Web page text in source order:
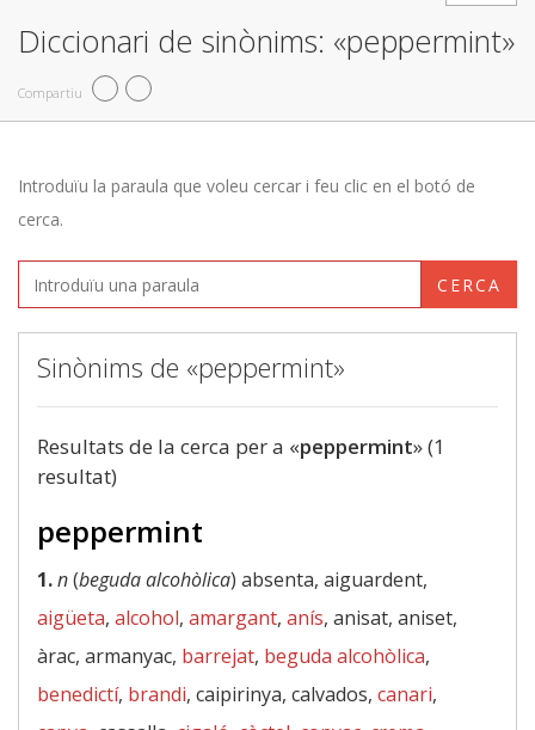
Diccionari de sinònims: «peppermint»
Compartiu
Introduïu la paraula que voleu cercar i feu clic en el botó de
cerca.
CERCA
Sinònims de «peppermint»
Resultats de la cerca per a «peppermint» (1
resultat)
peppermint
1.n(beguda alcohòlica) absenta, aiguardent,
aigüeta, alcohol, amargant, anís, anisat, aniset,
àrac, armanyac, barrejat, beguda alcohòlica,
benedictí, brandi, caipirinya, calvados, canari,